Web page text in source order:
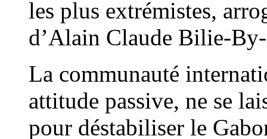
les plus extrémistes,
d’Alain Claude Bilie-
La communauté
attitude passive, ne se
pour déstabiliser le